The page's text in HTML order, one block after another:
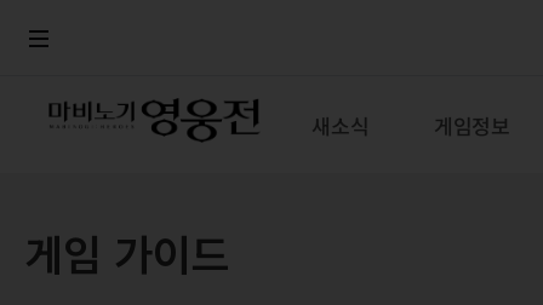
새소식 게임정보
게임 가이드